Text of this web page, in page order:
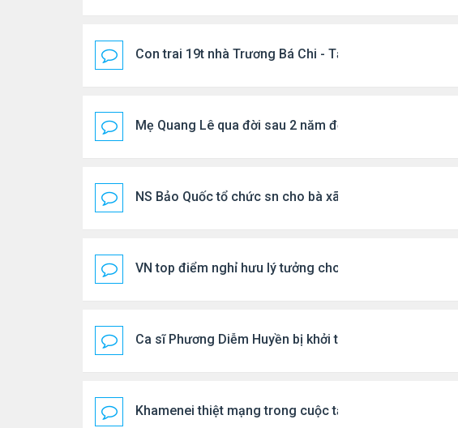
Con trai 19t nhà Trương Bá Chi - Tạ Đình Phong
Mẹ Quang Lê qua đời sau 2 năm đột quỵ.
NS Bảo Quốc tổ chức sn cho bà xã
VN top điểm nghỉ hưu lý tưởng cho người Mỹ
Ca sĩ Phương Diễm Huyền bị khởi tố
Khamenei thiệt mạng trong cuộc tấn công phối hợp